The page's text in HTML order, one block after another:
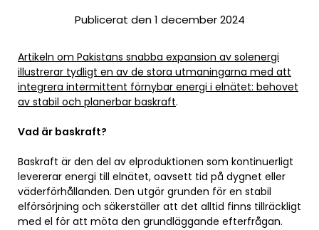
Publicerat den 1 december 2024
Artikeln om Pakistans snabba expansion av solenergi
illustrerar tydligt en av de stora utmaningarna med att
integrera intermittent förnybar energi i elnätet: behovet
av stabil och planerbar baskraft.
Vad är baskraft?
Baskraft är den del av elproduktionen som kontinuerligt
levererar energi till elnätet, oavsett tid på dygnet eller
väderförhållanden. Den utgör grunden för en stabil
elförsörjning och säkerställer att det alltid finns tillräckligt
med el för att möta den grundläggande efterfrågan.